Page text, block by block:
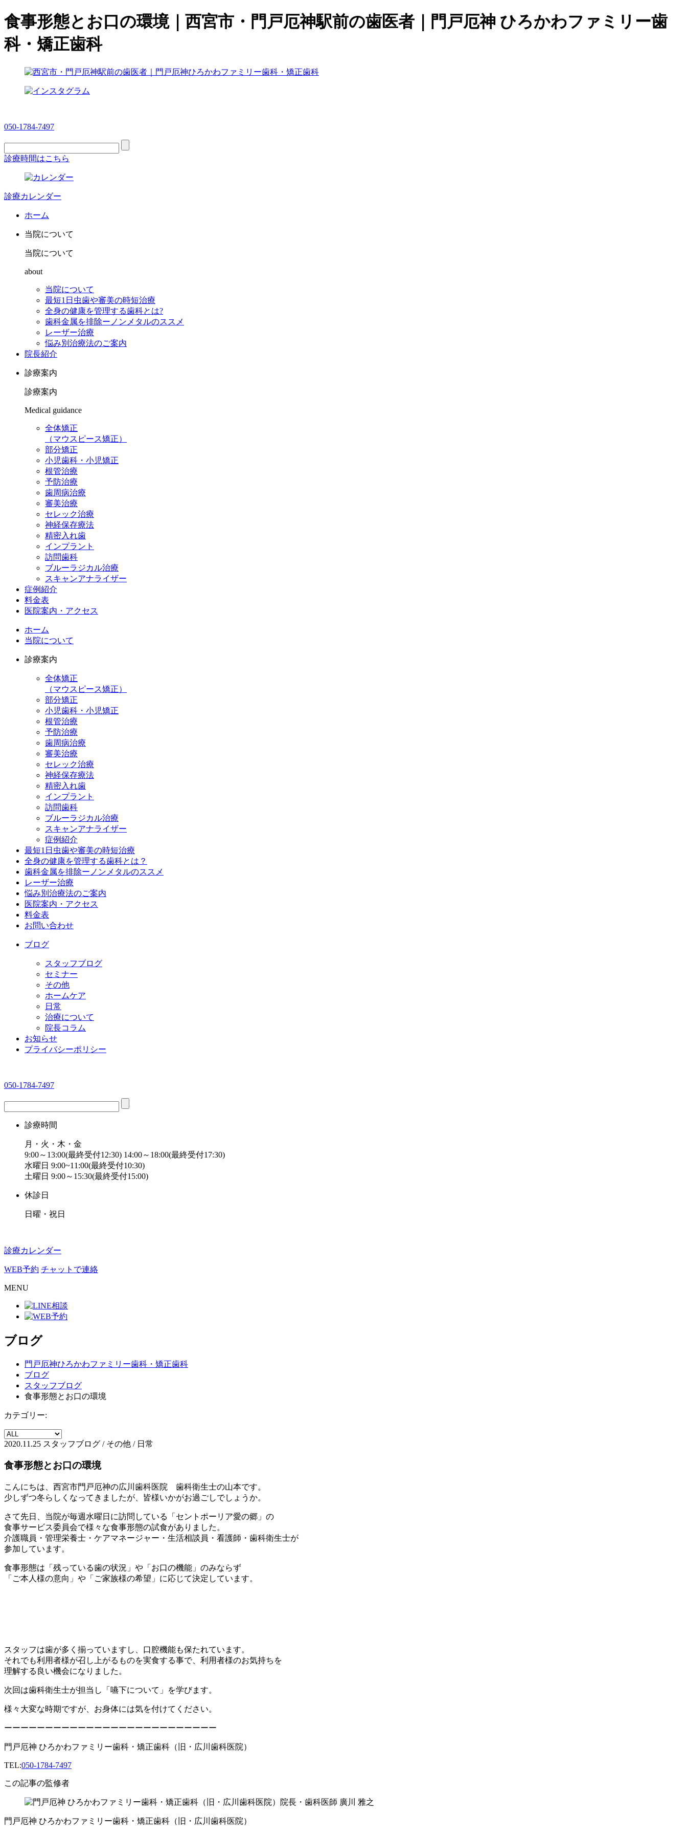
食事形態とお口の環境｜西宮市・門戸厄神駅前の歯医者｜門戸厄神 ひろかわファミリー歯
科・矯正歯科
050-1784-7497
診療時間はこちら
診療カレンダー
ホーム
当院について
当院について
about
当院について
最短1日虫歯や審美の時短治療
全身の健康を管理する歯科とは?
歯科金属を排除ーノンメタルのススメ
レーザー治療
悩み別治療法のご案内
院長紹介
診療案内
診療案内
Medical guidance
全体矯正
（マウスピース矯正）
部分矯正
小児歯科・小児矯正
根管治療
予防治療
歯周病治療
審美治療
セレック治療
神経保存療法
精密入れ歯
インプラント
訪問歯科
ブルーラジカル治療
スキャンアナライザー
症例紹介
料金表
医院案内・アクセス
ホーム
当院について
診療案内
全体矯正
（マウスピース矯正）
部分矯正
小児歯科・小児矯正
根管治療
予防治療
歯周病治療
審美治療
セレック治療
神経保存療法
精密入れ歯
インプラント
訪問歯科
ブルーラジカル治療
スキャンアナライザー
症例紹介
最短1日虫歯や審美の時短治療
全身の健康を管理する歯科とは？
歯科金属を排除ーノンメタルのススメ
レーザー治療
悩み別治療法のご案内
医院案内・アクセス
料金表
お問い合わせ
ブログ
スタッフブログ
セミナー
その他
ホームケア
日常
治療について
院長コラム
お知らせ
プライバシーポリシー
050-1784-7497
診療時間
月・火・木・金
9:00～13:00(最終受付12:30) 14:00～18:00(最終受付17:30)
水曜日 9:00~11:00(最終受付10:30)
土曜日 9:00～15:30(最終受付15:00)
休診日
日曜・祝日
診療カレンダー
WEB予約 チャットで連絡
MENU
ブログ
門戸厄神ひろかわファミリー歯科・矯正歯科
ブログ
スタッフブログ
食事形態とお口の環境
カテゴリー:
2020.11.25 スタッフブログ / その他 / 日常
食事形態とお口の環境
こんにちは、西宮市門戸厄神の広川歯科医院 歯科衛生士の山本です。
少しずつ冬らしくなってきましたが、皆様いかがお過ごしでしょうか。
さて先日、当院が毎週水曜日に訪問している「セントポーリア愛の郷」の
食事サービス委員会で様々な食事形態の試食がありました。
介護職員・管理栄養士・ケアマネージャー・生活相談員・看護師・歯科衛生士が
参加しています。
食事形態は「残っている歯の状況」や「お口の機能」のみならず
「ご本人様の意向」や「ご家族様の希望」に応じて決定しています。
スタッフは歯が多く揃っていますし、口腔機能も保たれています。
それでも利用者様が召し上がるものを実食する事で、利用者様のお気持ちを
理解する良い機会になりました。
次回は歯科衛生士が担当し「嚥下について」を学びます。
様々大変な時期ですが、お身体には気を付けてください。
ーーーーーーーーーーーーーーーーーーーーーーーーーー
門戸厄神 ひろかわファミリー歯科・矯正歯科（旧・広川歯科医院）
TEL:050-1784-7497
この記事の監修者
門戸厄神 ひろかわファミリー歯科・矯正歯科（旧・広川歯科医院）